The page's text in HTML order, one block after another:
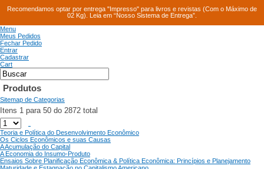
Recomendamos optar por entrega "Impresso" para livros e revistas (Com o Máximo de
02 Kg). Leia em “Nosso Sistema de Entrega”.
Menu
Meus Pedidos
Fechar Pedido
Entrar
Cadastrar
Cart
Produtos
Sitemap de Categorias
Itens 1 para 50 do 2872 total
Teoria e Política do Desenvolvimento Econômico
Os Ciclos Econômicos e suas Causas
A Acumulação do Capital
A Economia do Insumo-Produto
Ensaios Sobre Planificação Econômica & Política Econômica: Princípios e Planejamento